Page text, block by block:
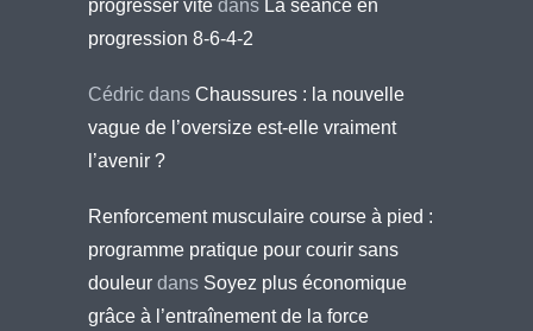
progresser vite dans La séance en
progression 8-6-4-2
Cédric dans Chaussures : la nouvelle
vague de l’oversize est-elle vraiment
l’avenir ?
Renforcement musculaire course à pied :
programme pratique pour courir sans
douleur dans Soyez plus économique
grâce à l’entraînement de la force